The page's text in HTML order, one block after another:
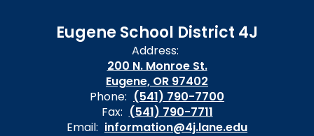
Eugene School District 4J
Address:
200 N. Monroe St.
Eugene, OR 97402
Phone: (541) 790-7700
Fax: (541) 790-7711
Email: information@4j.lane.edu